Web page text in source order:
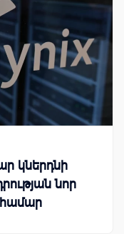
կներդնի
նոր